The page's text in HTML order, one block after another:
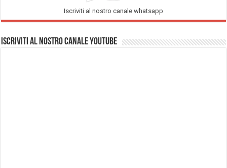
Iscriviti al nostro canale whatsapp
Iscriviti al nostro Canale Youtube